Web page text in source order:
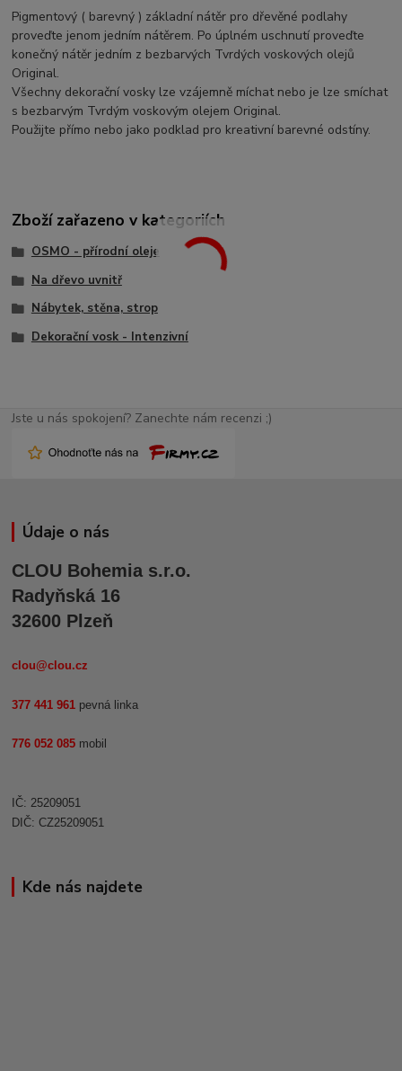
Pigmentový ( barevný ) základní nátěr pro dřevěné podlahy
proveďte jenom jedním nátěrem. Po úplném uschnutí proveďte
konečný nátěr jedním z bezbarvých Tvrdých voskových olejů
Original.
Všechny dekorační vosky lze vzájemně míchat nebo je lze smíchat
s bezbarvým Tvrdým voskovým olejem Original.
Použijte přímo nebo jako podklad pro kreativní barevné odstíny.
Zboží zařazeno v kategoriích
OSMO - přírodní oleje
Na dřevo uvnitř
Nábytek, stěna, strop
Dekorační vosk - Intenzivní
Jste u nás spokojení? Zanechte nám recenzi ;)
Údaje o nás
CLOU Bohemia s.r.o.
Radyňská 16
32600 Plzeň
clou@clou.cz
377 441 961 pevná linka
776 052 085 mobil
IČ: 25209051
DIČ: CZ25209051
Kde nás najdete